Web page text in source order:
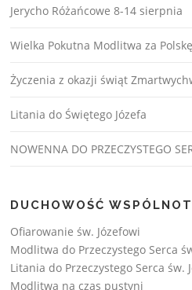
Jerycho Różańcowe 8-14 sierpnia
Wielka Pokutna Modlitwa za Polskę
Życzenia z okazji świąt
Litania do Świętego Józefa
NOWENNA DO PRZECZYSTEGO
DUCHOWOŚĆ
Ofiarowanie św. Józefowi
Modlitwa do Przeczystego Serca
Litania do Przeczystego Serca św.
Modlitwa na czas pustyni